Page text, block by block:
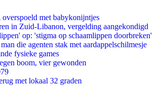
met babykonijntjes
in Zuid-Libanon, vergelding aangekondigd
op: 'stigma op schaamlippen doorbreken'
die agenten stak met aardappelschilmesje
fysieke games
boom, vier gewonden
met lokaal 32 graden